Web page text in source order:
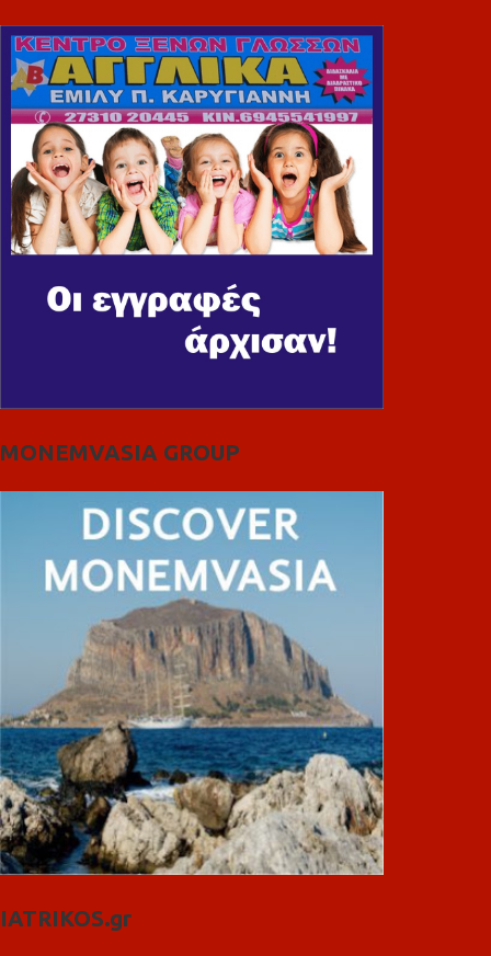
MONEMVASIA GROUP
IATRIKOS.gr